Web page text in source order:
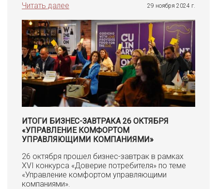
Читать далее
29 ноября 2024 г.
ИТОГИ БИЗНЕС-ЗАВТРАКА 26 ОКТЯБРЯ
«УПРАВЛЕНИЕ КОМФОРТОМ
УПРАВЛЯЮЩИМИ КОМПАНИЯМИ»
26 октября прошел бизнес-завтрак в рамках
XVI конкурса «Доверие потребителя» по теме
«Управление комфортом управляющими
компаниями».